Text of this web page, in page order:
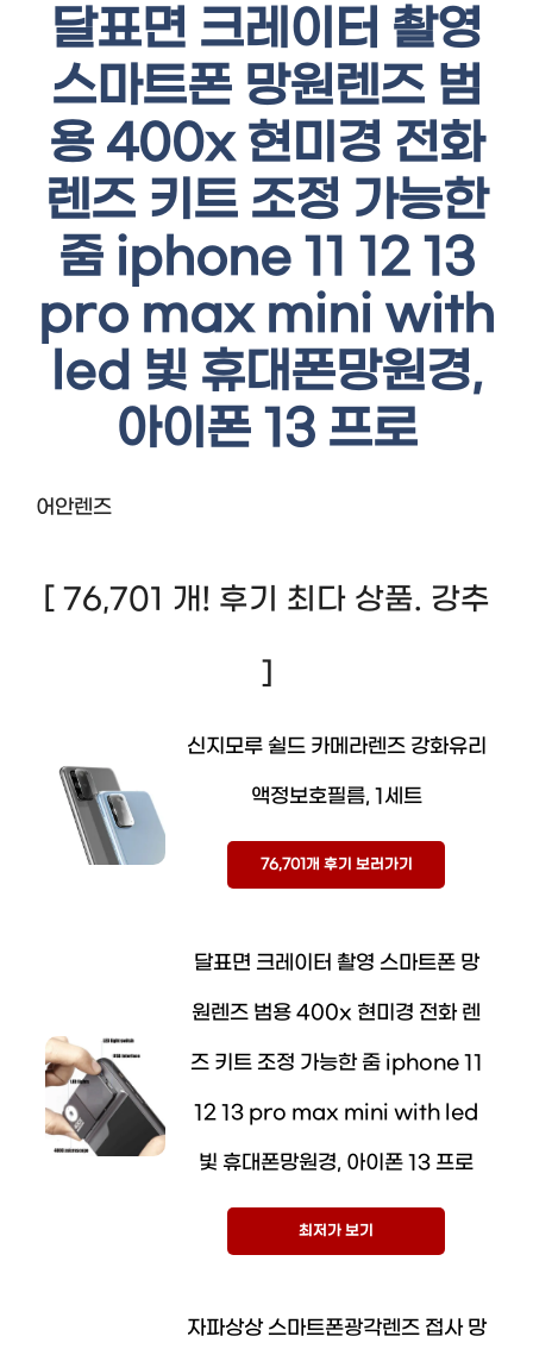
달표면 크레이터 촬영
스마트폰 망원렌즈 범
용 400x 현미경 전화
렌즈 키트 조정 가능한
줌 iphone 11 12 13
pro max mini with
led 빛 휴대폰망원경,
아이폰 13 프로
어안렌즈
[ 76,701 개! 후기 최다 상품. 강추
]
신지모루 쉴드 카메라렌즈 강화유리
액정보호필름, 1세트
76,701개 후기 보러가기
달표면 크레이터 촬영 스마트폰 망
원렌즈 범용 400x 현미경 전화 렌
즈 키트 조정 가능한 줌 iphone 11
12 13 pro max mini with led
빛 휴대폰망원경, 아이폰 13 프로
최저가 보기
자파상상 스마트폰광각렌즈 접사 망